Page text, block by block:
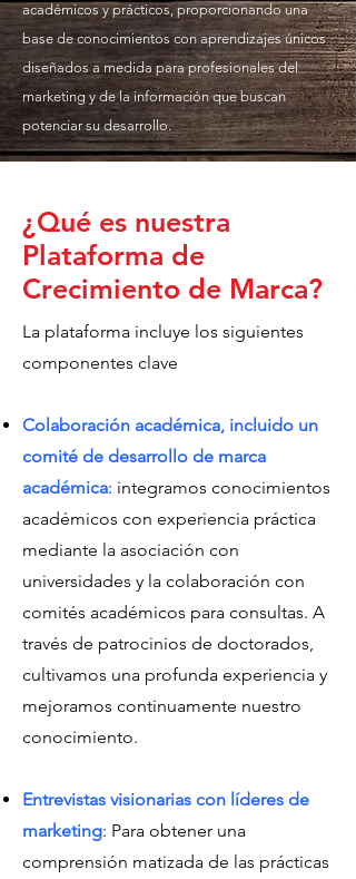
académicos y prácticos, proporcionando una
base de conocimientos con aprendizajes únicos
diseñados a medida para profesionales del
marketing y de la información que buscan
potenciar su desarrollo.
¿Qué es nuestra
Plataforma de
Crecimiento de Marca?
La plataforma incluye los siguientes
componentes clave
Colaboración académica, incluido un
comité de desarrollo de marca
académica: integramos conocimientos
académicos con experiencia práctica
mediante la asociación con
universidades y la colaboración con
comités académicos para consultas. A
través de patrocinios de doctorados,
cultivamos una profunda experiencia y
mejoramos continuamente nuestro
conocimiento.
Entrevistas visionarias con líderes de
marketing: Para obtener una
comprensión matizada de las prácticas